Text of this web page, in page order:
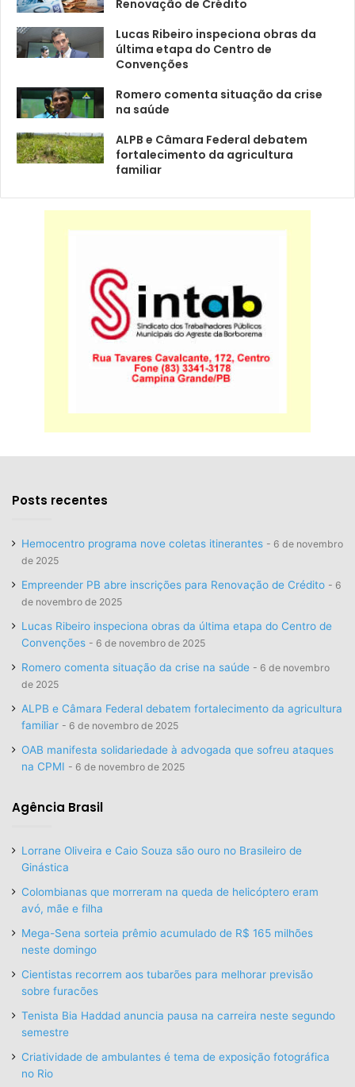
Renovação de Crédito
Lucas Ribeiro inspeciona obras da
última etapa do Centro de
Convenções
Romero comenta situação da crise
na saúde
ALPB e Câmara Federal debatem
fortalecimento da agricultura
familiar
Posts recentes
Hemocentro programa nove coletas itinerantes
6 de novembro
de 2025
Empreender PB abre inscrições para Renovação de Crédito
6
de novembro de 2025
Lucas Ribeiro inspeciona obras da última etapa do Centro de
Convenções
6 de novembro de 2025
Romero comenta situação da crise na saúde
6 de novembro
de 2025
ALPB e Câmara Federal debatem fortalecimento da agricultura
familiar
6 de novembro de 2025
OAB manifesta solidariedade à advogada que sofreu ataques
na CPMI
6 de novembro de 2025
Agência Brasil
Lorrane Oliveira e Caio Souza são ouro no Brasileiro de
Ginástica
Colombianas que morreram na queda de helicóptero eram
avó, mãe e filha
Mega-Sena sorteia prêmio acumulado de R$ 165 milhões
neste domingo
Cientistas recorrem aos tubarões para melhorar previsão
sobre furacões
Tenista Bia Haddad anuncia pausa na carreira neste segundo
semestre
Criatividade de ambulantes é tema de exposição fotográfica
no Rio